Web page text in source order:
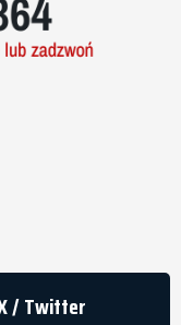
/ Twitter